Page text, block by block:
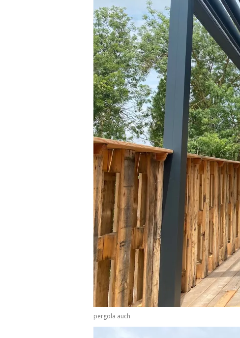
pergola auch